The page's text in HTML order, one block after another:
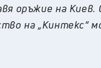
оръжие на Киев.
на „Кинтекс“